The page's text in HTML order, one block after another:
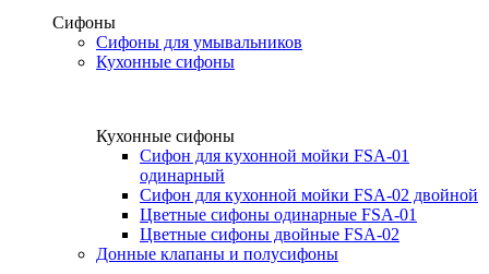
Сифоны
Сифоны для умывальников
Кухонные сифоны
Кухонные сифоны
Сифон для кухонной мойки FSA-01
одинарный
Сифон для кухонной мойки FSA-02 двойной
Цветные сифоны одинарные FSA-01
Цветные сифоны двойные FSA-02
Донные клапаны и полусифоны